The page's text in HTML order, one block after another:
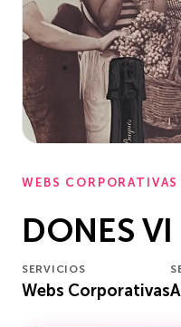
WEBS CORPORATIVAS
DONES VI
SERVICIOS
Webs Corporativas